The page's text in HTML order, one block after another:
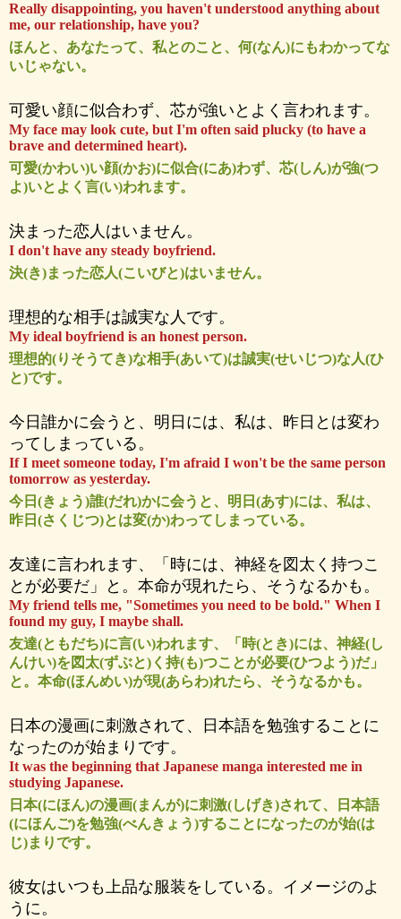
Really disappointing, you haven't understood anything about
me, our relationship, have you?
ほんと、あなたって、私とのこと、何(なん)にもわかってな
いじゃない。
可愛い顔に似合わず、芯が強いとよく言われます。
My face may look cute, but I'm often said plucky (to have a
brave and determined heart).
可愛(かわい)い顔(かお)に似合(にあ)わず、芯(しん)が強(つ
よ)いとよく言(い)われます。
決まった恋人はいません。
I don't have any steady boyfriend.
決(き)まった恋人(こいびと)はいません。
理想的な相手は誠実な人です。
My ideal boyfriend is an honest person.
理想的(りそうてき)な相手(あいて)は誠実(せいじつ)な人(ひ
と)です。
今日誰かに会うと、明日には、私は、昨日とは変わ
ってしまっている。
If I meet someone today, I'm afraid I won't be the same person
tomorrow as yesterday.
今日(きょう)誰(だれ)かに会うと、明日(あす)には、私は、
昨日(さくじつ)とは変(か)わってしまっている。
友達に言われます、「時には、神経を図太く持つこ
とが必要だ」と。本命が現れたら、そうなるかも。
My friend tells me, "Sometimes you need to be bold." When I
found my guy, I maybe shall.
友達(ともだち)に言(い)われます、「時(とき)には、神経(し
んけい)を図太(ずぶと)く持(も)つことが必要(ひつよう)だ」
と。本命(ほんめい)が現(あらわ)れたら、そうなるかも。
日本の漫画に刺激されて、日本語を勉強することに
なったのが始まりです。
It was the beginning that Japanese manga interested me in
studying Japanese.
日本(にほん)の漫画(まんが)に刺激(しげき)されて、日本語
(にほんご)を勉強(べんきょう)することになったのが始(は
じ)まりです。
彼女はいつも上品な服装をしている。イメージのよ
うに。